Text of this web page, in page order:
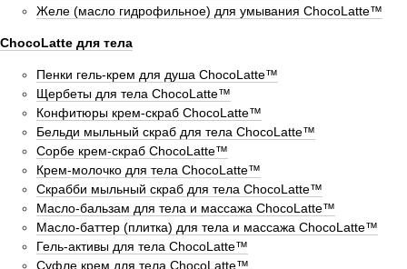
Желе (масло гидрофильное) для умывания ChocoLatte™
ChocoLatte для тела
Пенки гель-крем для душа ChocoLatte™
Щербеты для тела ChocoLatte™
Конфитюры крем-скраб ChocoLatte™
Бельди мыльный скраб для тела ChocoLatte™
Сорбе крем-скраб ChocoLatte™
Крем-молочко для тела ChocoLatte™
Скрабби мыльный скраб для тела ChocoLatte™
Масло-бальзам для тела и массажа ChocoLatte™
Масло-баттер (плитка) для тела и массажа ChocoLatte™
Гель-активы для тела ChocoLatte™
Суфле крем для тела ChocoLatte™